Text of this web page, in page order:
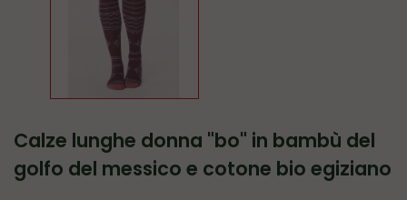
calze lunghe donna "bo" in bambù del
golfo del messico e cotone bio egiziano